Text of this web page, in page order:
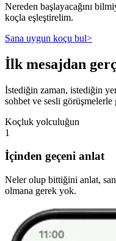
Nereden başlayacağını
koçla eşleştirelim.
Sana uygun koçu bul>
İlk mesajdan
İstediğin zaman, istediğin
sohbet ve sesli
Koçluk yolculuğun
1
İçinden geçeni anlat
Neler olup bittiğini anlat,
olmana gerek yok.